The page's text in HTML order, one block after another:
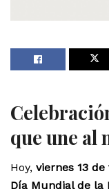
que une al
Hoy, viernes 13
Día Mundial de la